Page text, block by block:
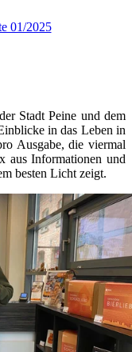
01/2025
Stadt Peine und dem
in das Leben in
Ausgabe, die viermal
aus Informationen und
besten Licht zeigt.